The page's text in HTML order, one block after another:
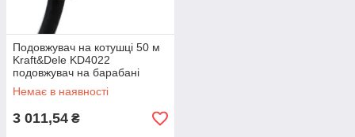
Подовжувач на котушці 50 м
Kraft&Dele KD4022
подовжувач на барабані
Немає в наявності
3 011,54 ₴